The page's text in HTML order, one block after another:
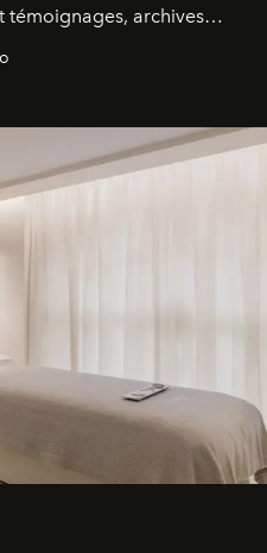
archives